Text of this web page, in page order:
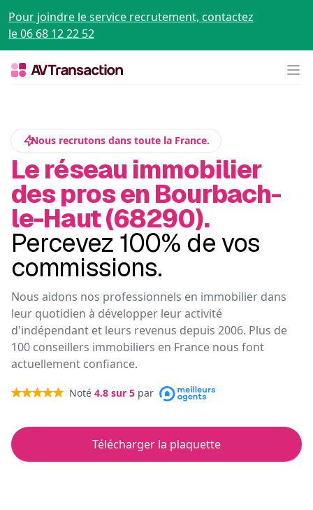
Pour joindre le service recrutement, contactez
le 06 68 12 22 52
Nous recrutons dans toute la France.
Le réseau immobilier
des pros en Bourbach-
le-Haut (68290).
Percevez 100% de vos
commissions.
Nous aidons nos professionnels en immobilier dans
leur quotidien à développer leur activité
d'indépendant et leurs revenus depuis 2006. Plus de
100 conseillers immobiliers en France nous font
actuellement confiance.
Noté 4.8 sur 5 par
Télécharger la plaquette